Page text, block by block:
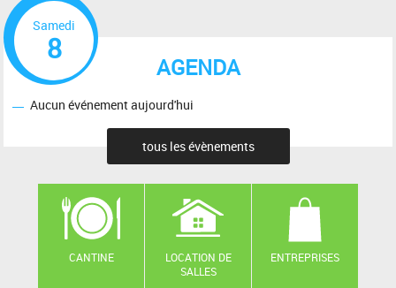
AGENDA
Samedi
8
Aucun événement aujourd'hui
tous les évènements
CANTINE
LOCATION DE
SALLES
ENTREPRISES